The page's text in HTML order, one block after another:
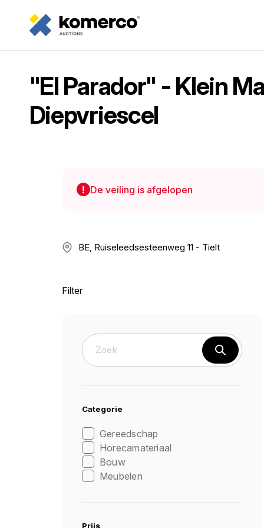
"El Parador" - Klein
Diepvriescel
De veiling is afgelopen
BE, Ruiseleedsesteenweg 11 - Tielt
Filter
Categorie
Gereedschap
Horecamateriaal
Bouw
Meubelen
Prijs